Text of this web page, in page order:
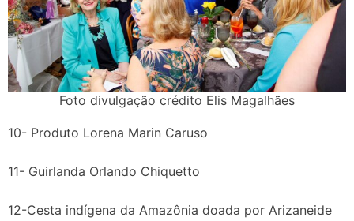
Foto divulgação crédito Elis Magalhães
10- Produto Lorena Marin Caruso
11- Guirlanda Orlando Chiquetto
12-Cesta indígena da Amazônia doada por Arizaneide